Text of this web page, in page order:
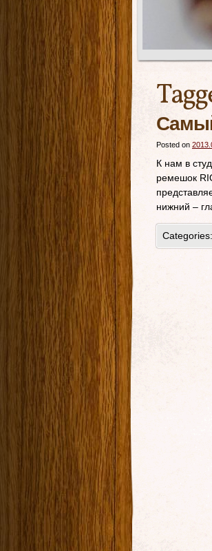
Posted on
К нам в
ремешок
нижний –
Categories: